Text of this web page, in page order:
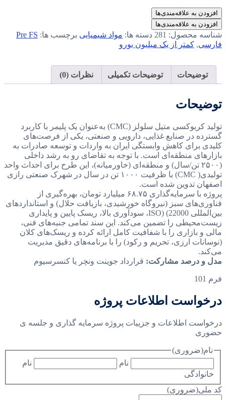
افزودن به علاقه‌مندی‌ها
افزودن به علاقه‌مندی‌ها
شناسه محصول: 281 دسته ها: مواد شیمیایی برچسب ها: Pre FS
فارسی, کمتر از یک میلیون یورو
توضیحات توضیحات تکمیلی نظرات (0)
توضیحات
تولید کربوکسی متیل سلولز (CMC) به‌عنوان یک پلیمر با کاربرد
گسترده در صنایع غذایی، دارویی و صنعتی، یکی از فرصت‌های
کلیدی برای کاهش وابستگی ایران به واردات و توسعه صادرات به
بازارهای منطقه‌ای است. با توجه به تقاضای رو به رشد داخلی
(۲۵۰۰ تن/سال) و منطقه‌ای (خاورمیانه)، این طرح برای احداث واحد
تولیدی( CMC) با ظرفیت ۱۰۰۰ تن در سال در شهرک صنعتی رازی
اصفهان تدوین شده است.
پروژه با سرمایه‌گذاری ۶۸.۷۵ میلیارد تومان، بهره‌گیری از
فناوری‌های سبز (نیروگاه خورشیدی، بازیافت حلال) و استانداردهای
بین‌المللی 22000) (ISO، سودآوری بالا، ریسک پایین و پایداری
زیست‌محیطی را تضمین می‌کند. این سند تمامی جنبه‌های فنی،
مالی و بازاری را با شفافیت کامل ارائه کرده و ریسک‌های کلان
(نوسانات ارزی، تحریم و رکود) را با برنامه‌های دقیق مدیریت
می‌کند.
مدل و درصد مشارکت: قرارداد جوینت ونچر یا کنسرسیوم
فرم 101
درخواست اطلاعات پروژه
درخواست اطلاعات و جزییات پروژه سرمایه گذاری و جلسه ی
حضوری
نام(ضروری)
نام
نام
خانوادگی
کد ملی(ضروری)